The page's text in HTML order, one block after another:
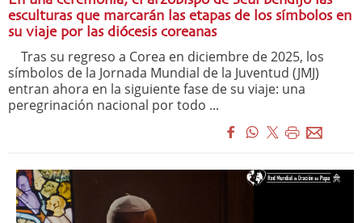
esculturas que marcarán las etapas de los símbolos en
su viaje por las diócesis coreanas
Tras su regreso a Corea en diciembre de 2025, los
símbolos de la Jornada Mundial de la Juventud (JMJ)
entran ahora en la siguiente fase de su viaje: una
peregrinación nacional por todo ...